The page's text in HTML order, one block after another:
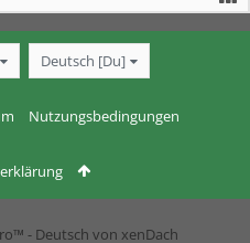
Deutsch [Du]
Nutzungsbedingungen
- Deutsch von xenDach